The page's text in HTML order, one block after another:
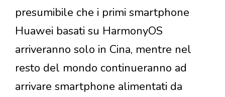
presumibile che i primi smartphone
Huawei basati su HarmonyOS
arriveranno solo in Cina, mentre nel
resto del mondo continueranno ad
arrivare smartphone alimentati da